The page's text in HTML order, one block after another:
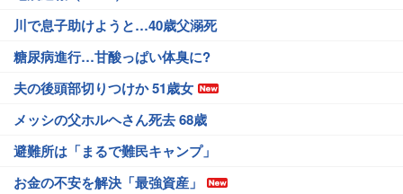
川で息子助けようと…40歳父溺死
糖尿病進行…甘酸っぱい体臭に?
夫の後頭部切りつけか 51歳女
メッシの父ホルヘさん死去 68歳
避難所は「まるで難民キャンプ」
お金の不安を解決「最強資産」